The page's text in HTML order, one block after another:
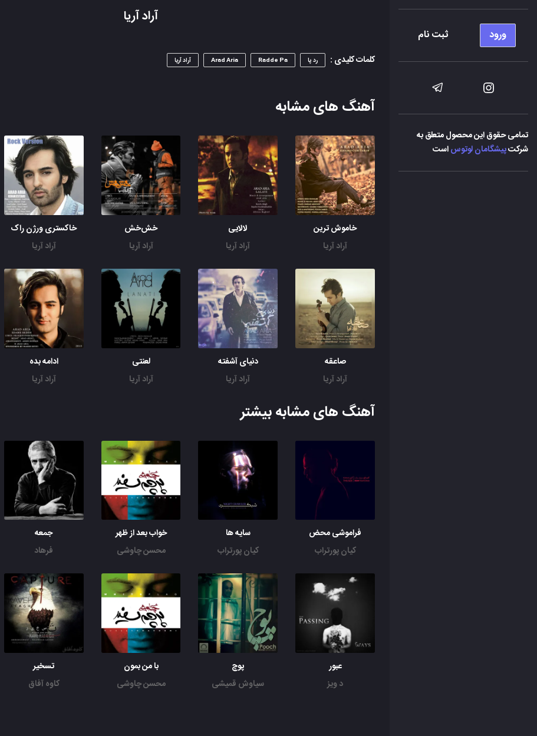
ورود ثبت نام
تمامی حقوق این محصول متعلق به
شرکتپیشگامان لوتوساست
آراد آریا
کلمات کلیدی : رد پا Radde Pa
Arad Aria آراد آریا
آهنگ های مشابه
خاموش ترین
آراد آریا
لالایی
آراد آریا
خش‌خش
آراد آریا
خاکستری ورژن راک
آراد آریا
صاعقه
آراد آریا
دنیای آشفته
آراد آریا
لعنتی
آراد آریا
ادامه بده
آراد آریا
آهنگ های مشابه بیشتر
فراموشی محض
کیان پورتراب
سایه ها
کیان پورتراب
خواب بعد از ظهر
محسن چاوشی
جمعه‌
فرهاد
عبور
د ویز
پوچ
سیاوش قمیشی
با من بمون
محسن چاوشی
تسخیر
کاوه آفاق